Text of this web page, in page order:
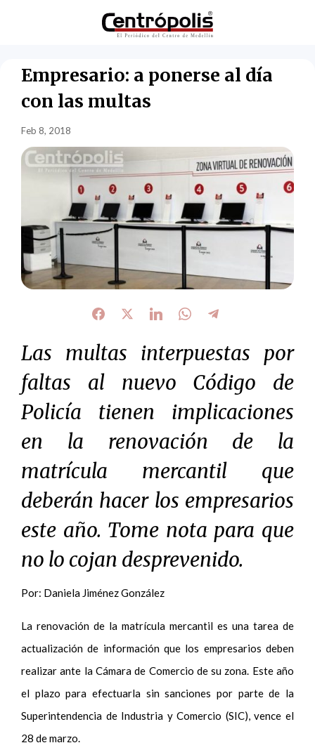
Empresario: a ponerse al día
con las multas
Feb 8, 2018
Las multas interpuestas por
faltas al nuevo Código de
Policía tienen implicaciones
en la renovación de la
matrícula mercantil que
deberán hacer los empresarios
este año. Tome nota para que
no lo cojan desprevenido.
Por: Daniela Jiménez González
La renovación de la matrícula mercantil es una tarea de
actualización de información que los empresarios deben
realizar ante la Cámara de Comercio de su zona. Este año
el plazo para efectuarla sin sanciones por parte de la
Superintendencia de Industria y Comercio (SIC), vence el
28 de marzo.